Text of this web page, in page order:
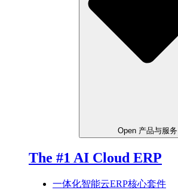
Open 产品与服务
The #1 AI Cloud ERP
一体化智能云ERP核心套件